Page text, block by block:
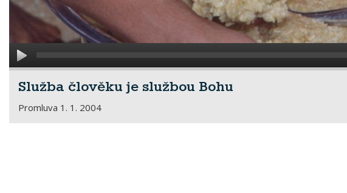
Služba člověku je službou Bohu
Promluva 1. 1. 2004